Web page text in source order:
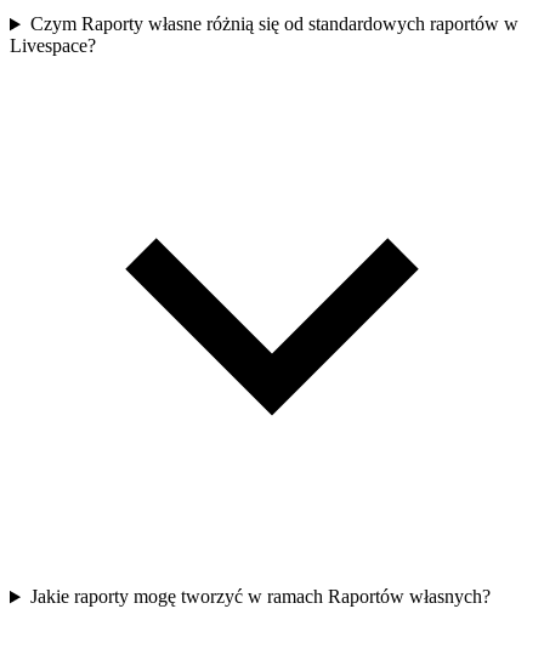
Czym Raporty własne różnią się od standardowych raportów w
Livespace?
Jakie raporty mogę tworzyć w ramach Raportów własnych?